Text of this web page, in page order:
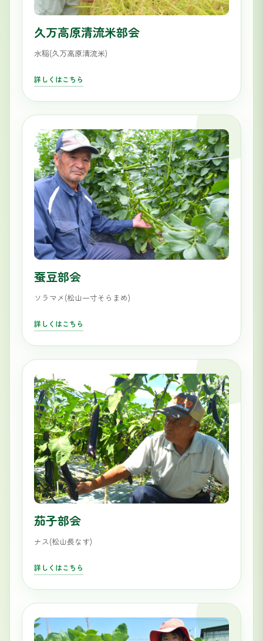
久万高原清流米部会
水稲(久万高原清流米)
詳しくはこちら
蚕豆部会
ソラマメ(松山一寸そらまめ)
詳しくはこちら
茄子部会
ナス(松山長なす)
詳しくはこちら